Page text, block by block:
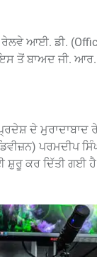
ਆਈ. ਡੀ.
ਬਾਅਦ ਜੀ. ਆਰ.
ਪ੍ਰਦੇਸ਼ ਦੇ
ਪਰਮਦੀਪ
ਸ਼ੁਰੂ ਕਰ ਦਿੱਤੀ ਗਈ ਹੈ